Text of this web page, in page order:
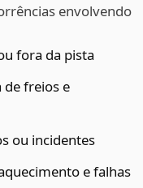
envolvendo
fora da pista
freios e
ou incidentes
e falhas